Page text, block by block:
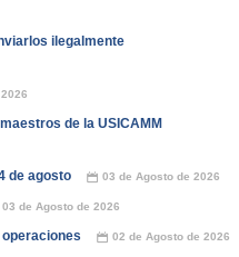
ilegalmente
de la USICAMM
de agosto 📅 03 de Agosto de 2026
03 de Agosto de 2026
📅 02 de Agosto de 2026